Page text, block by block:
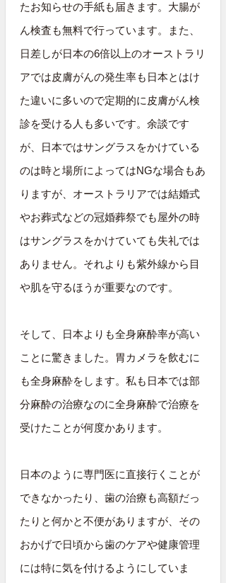
たお知らせの手紙も届きます。大腸が
ん検査も無料で行っています。また、
日差しが日本の6倍以上のオーストラリ
アでは皮膚がんの発生率も日本とはけ
た違いに多いので定期的に皮膚がん検
診を受ける人も多いです。余談です
が、日本ではサングラスをかけている
のは時と場所によってはNGな場合もあ
りますが、オーストラリアでは結婚式
やお葬式などの冠婚葬祭でも屋外の時
はサングラスをかけていても失礼では
ありません。それよりも紫外線から目
や肌を守るほうが重要なのです。
そして、日本よりも全身麻酔率が高い
ことに驚きました。胃カメラを飲むに
も全身麻酔をします。私も日本では部
分麻酔の治療なのに全身麻酔で治療を
受けたことが何度かあります。
日本のように専門医に直接行くことが
できなかったり、歯の治療も高額だっ
たりと何かと不便がありますが、その
おかげで日頃から歯のケアや健康管理
には特に気を付けるようにしていま